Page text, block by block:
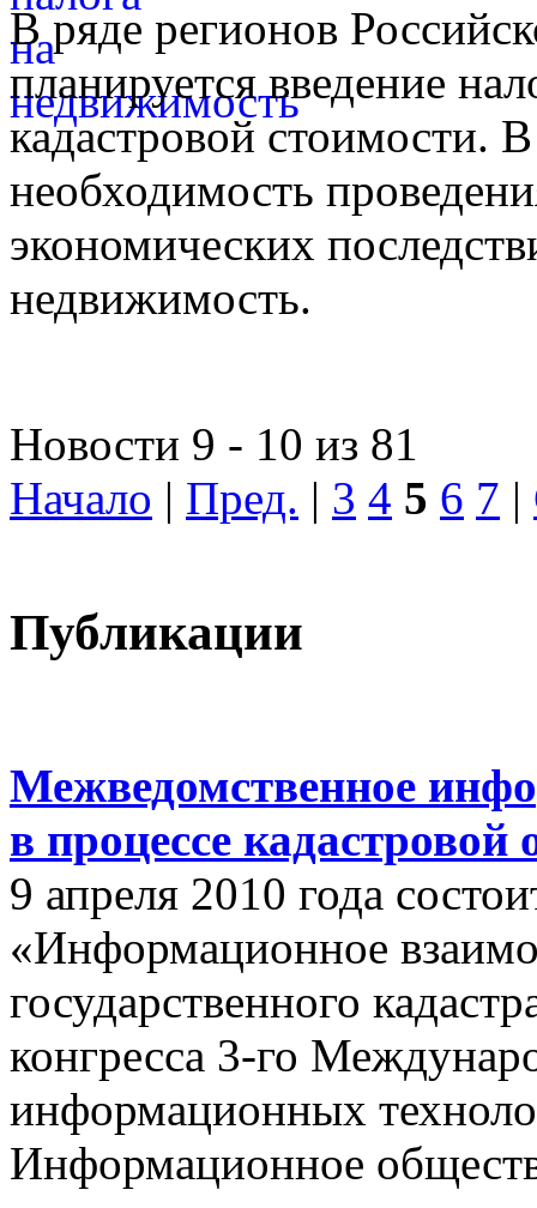
В ряде регионов
планируется введение
кадастровой стоимости.
необходимость
экономических
недвижимость.
Новости 9 - 10 из 81
Начало | Пред. | 3 4 5 6 7 |
Публикации
Межведомственное
в процессе
9 апреля 2010 года
«Информационное
государственного
конгресса 3-го
информационных
Информационное